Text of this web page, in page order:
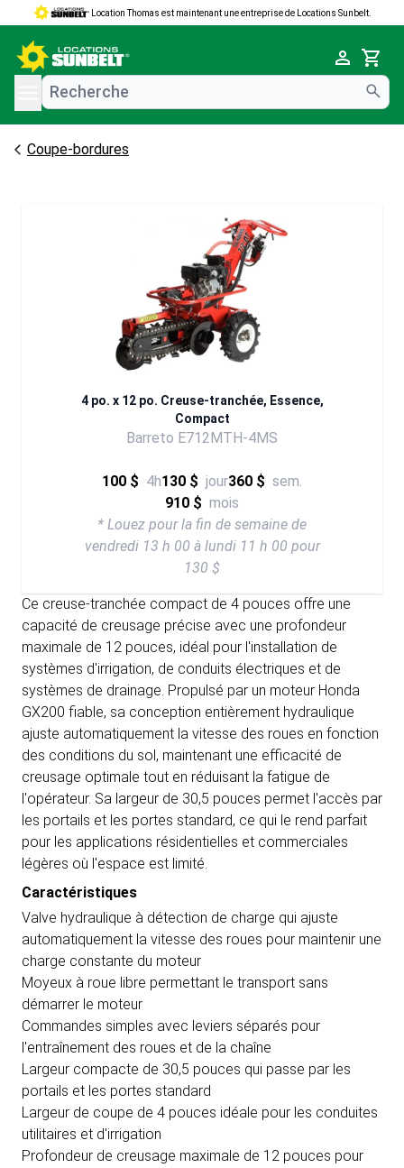
Location Thomas est maintenant une entreprise de Locations Sunbelt.
Cart
menu
Coupe-bordures
4 po. x 12 po. Creuse-tranchée, Essence,
Compact
Barreto E712MTH-4MS
100 $ 4h130 $ jour360 $ sem.
910 $ mois
* Louez pour la fin de semaine de
vendredi 13 h 00 à lundi 11 h 00 pour
130 $
Ce creuse-tranchée compact de 4 pouces offre une
capacité de creusage précise avec une profondeur
maximale de 12 pouces, idéal pour l'installation de
systèmes d'irrigation, de conduits électriques et de
systèmes de drainage. Propulsé par un moteur Honda
GX200 fiable, sa conception entièrement hydraulique
ajuste automatiquement la vitesse des roues en fonction
des conditions du sol, maintenant une efficacité de
creusage optimale tout en réduisant la fatigue de
l'opérateur. Sa largeur de 30,5 pouces permet l'accès par
les portails et les portes standard, ce qui le rend parfait
pour les applications résidentielles et commerciales
légères où l'espace est limité.
Caractéristiques
Valve hydraulique à détection de charge qui ajuste
automatiquement la vitesse des roues pour maintenir une
charge constante du moteur
Moyeux à roue libre permettant le transport sans
démarrer le moteur
Commandes simples avec leviers séparés pour
l'entraînement des roues et de la chaîne
Largeur compacte de 30,5 pouces qui passe par les
portails et les portes standard
Largeur de coupe de 4 pouces idéale pour les conduites
utilitaires et d'irrigation
Profondeur de creusage maximale de 12 pouces pour